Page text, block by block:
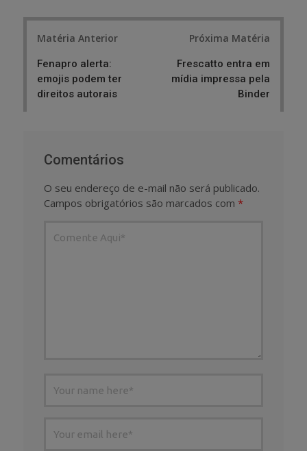
Matéria Anterior
Fenapro alerta:
emojis podem ter
direitos autorais
Próxima Matéria
Frescatto entra em
mídia impressa pela
Binder
Comentários
O seu endereço de e-mail não será publicado.
Campos obrigatórios são marcados com *